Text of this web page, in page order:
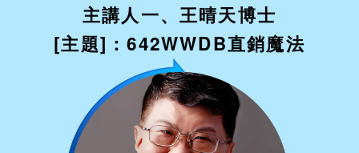
主講人一、王晴天博士
[主題]：642WWDB直銷魔法